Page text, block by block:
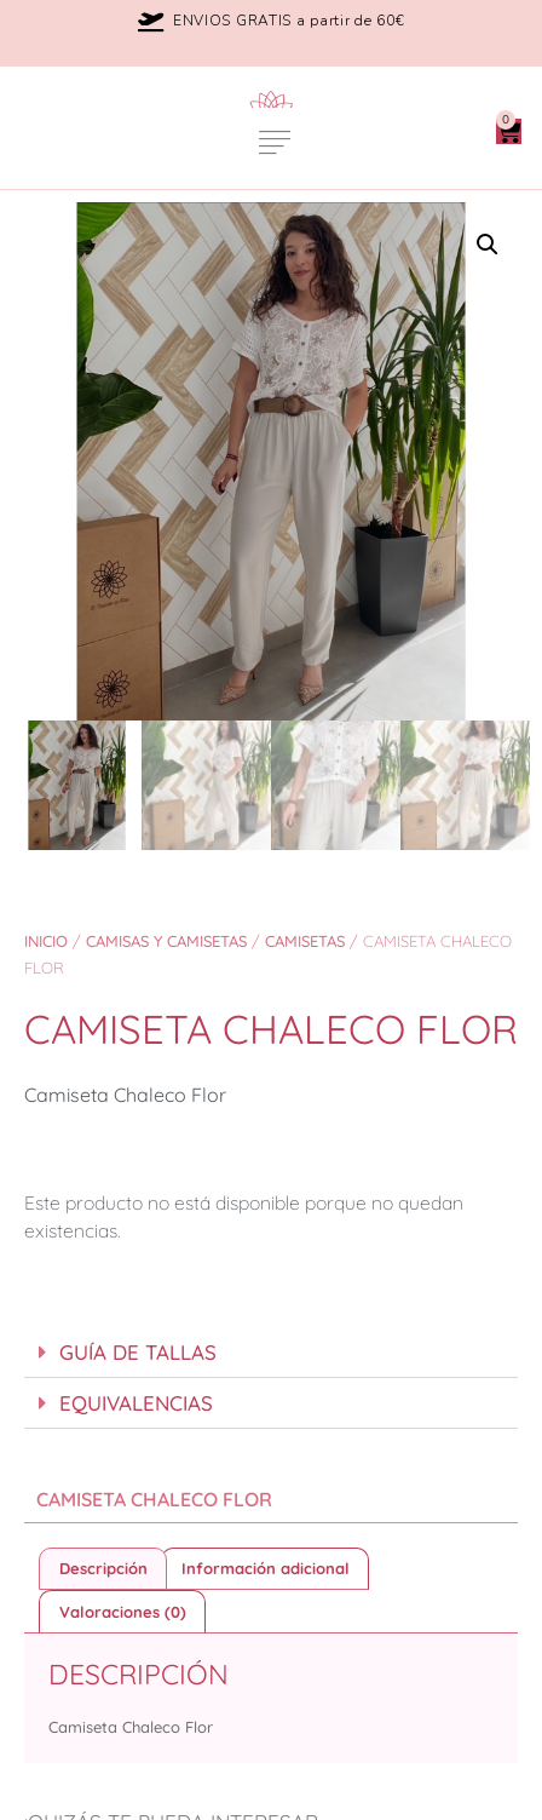
ENVIOS GRATIS a partir de 60€
0
INICIO / CAMISAS Y CAMISETAS / CAMISETAS / CAMISETA CHALECO
FLOR
CAMISETA CHALECO FLOR
Camiseta Chaleco Flor
Este producto no está disponible porque no quedan
existencias.
GUÍA DE TALLAS
EQUIVALENCIAS
CAMISETA CHALECO FLOR
Descripción Información adicional
Valoraciones (0)
DESCRIPCIÓN
Camiseta Chaleco Flor